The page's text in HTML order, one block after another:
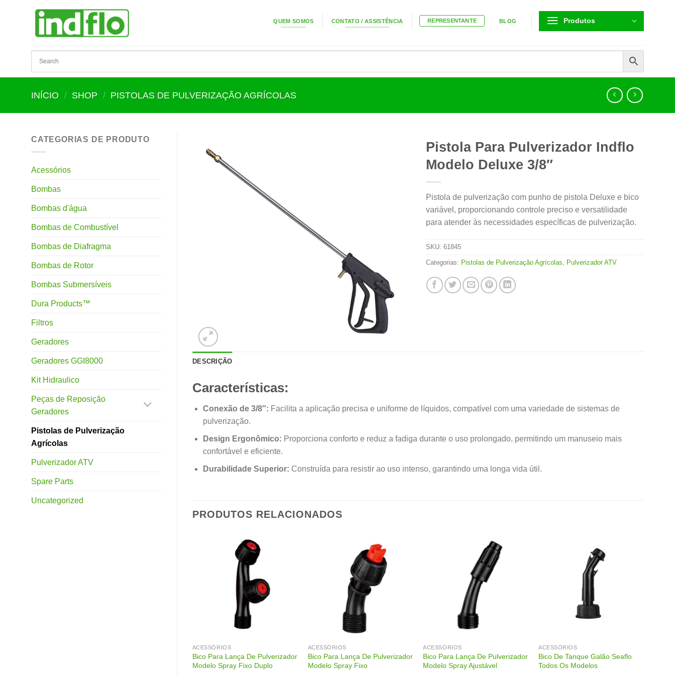
QUEM SOMOS CONTATO / ASSISTÊNCIA REPRESENTANTE BLOG Produtos
INÍCIO / SHOP / PISTOLAS DE PULVERIZAÇÃO AGRÍCOLAS
CATEGORIAS DE PRODUTO
Acessórios
Bombas
Bombas d'água
Bombas de Combustível
Bombas de Diafragma
Bombas de Rotor
Bombas Submersíveis
Dura Products™
Filtros
Geradores
Geradores GGI8000
Kit Hidraulico
Peças de Reposição
Geradores
Pistolas de Pulverização
Agrícolas
Pulverizador ATV
Spare Parts
Uncategorized
Pistola Para Pulverizador Indflo
Modelo Deluxe 3/8″
Pistola de pulverização com punho de pistola Deluxe e bico
variável, proporcionando controle preciso e versatilidade
para atender às necessidades específicas de pulverização.
SKU: 61845
Categorias: Pistolas de Pulverização Agrícolas Pulverizador ATV
DESCRIÇÃO
Características:
Conexão de 3/8″: Facilita a aplicação precisa e uniforme de líquidos, compatível com uma variedade de sistemas de
pulverização.
Design Ergonômico: Proporciona conforto e reduz a fadiga durante o uso prolongado, permitindo um manuseio mais
confortável e eficiente.
Durabilidade Superior: Construída para resistir ao uso intenso, garantindo uma longa vida útil.
PRODUTOS RELACIONADOS
ACESSÓRIOS
Bico Para Lança De Pulverizador
Modelo Spray Fixo Duplo
ACESSÓRIOS
Bico Para Lança De Pulverizador
Modelo Spray Fixo
ACESSÓRIOS
Bico Para Lança De Pulverizador
Modelo Spray Ajustável
ACESSÓRIOS
Bico De Tanque Galão Seaflo
Todos Os Modelos